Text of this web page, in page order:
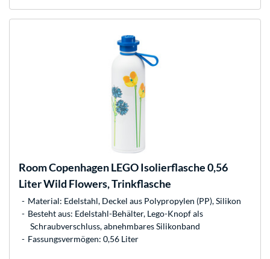
Room CopenhagenLEGO Isolierflasche 0,56
Liter Wild Flowers, Trinkflasche
Material: Edelstahl, Deckel aus Polypropylen (PP), Silikon
Besteht aus: Edelstahl-Behälter, Lego-Knopf als
Schraubverschluss, abnehmbares Silikonband
Fassungsvermögen: 0,56 Liter